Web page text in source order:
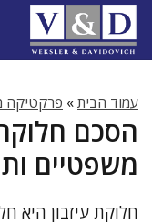
לדלג
לתוכן
עמוד הבית» פרקטיקה
הסכם חלוקת
משפטיים
חלוקת עיזבון היא